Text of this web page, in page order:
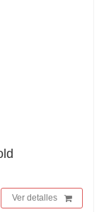
Ver detalles